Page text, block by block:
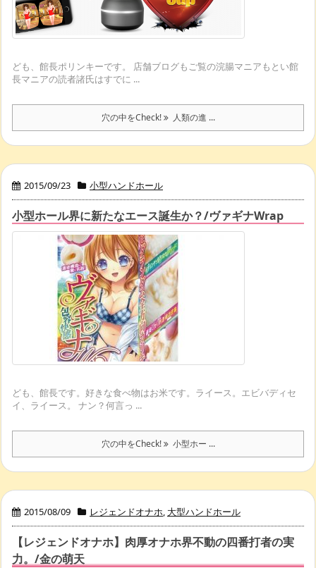
ども、館長ポリンキーです。 店舗ブログもご覧の浣腸マニアもとい館
長マニアの読者諸氏はすでに ...
穴の中をCheck! 人類の進 ...
2015/09/23 小型ハンドホール
小型ホール界に新たなエース誕生か？/ヴァギナWrap
ども、館長です。好きな食べ物はお米です。ライース。エビバディセ
イ、ライース。 ナン？何言っ ...
穴の中をCheck! 小型ホー ...
2015/08/09 レジェンドオナホ, 大型ハンドホール
【レジェンドオナホ】肉厚オナホ界不動の四番打者の実
力。/金の萌天